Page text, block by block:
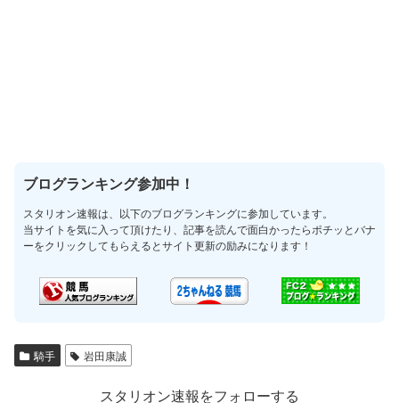
ブログランキング参加中！
スタリオン速報は、以下のブログランキングに参加しています。
当サイトを気に入って頂けたり、記事を読んで面白かったらポチッとバナ
ーをクリックしてもらえるとサイト更新の励みになります！
騎手 岩田康誠
スタリオン速報をフォローする